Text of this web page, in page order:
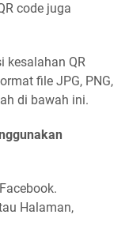
code juga
kesalahan QR
file JPG, PNG,
di bawah ini.
Halaman,